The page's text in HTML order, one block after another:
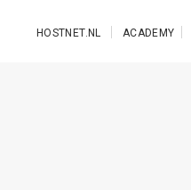
HOSTNET.NL ACADEMY